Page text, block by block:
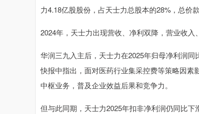
力4.18亿股股份，占天士力总股本的28%，总价款
2024年，天士力出现营收、净利双降，营业收入
华润三九入主后，天士力在2025年归母净利润
快报中指出，面对医药行业集采控费等策略因
中枢业务，普及企业效益后果和竞争力。
但与此同期，天士力2025年扣非净利润仍同比下